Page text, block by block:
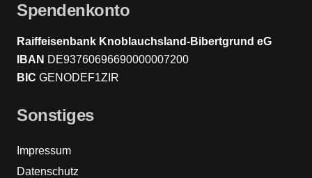
Spendenkonto
Raiffeisenbank Knoblauchsland-Bibertgrund eG
IBAN DE93760696690000007200
BIC GENODEF1ZIR
Sonstiges
Impressum
Datenschutz